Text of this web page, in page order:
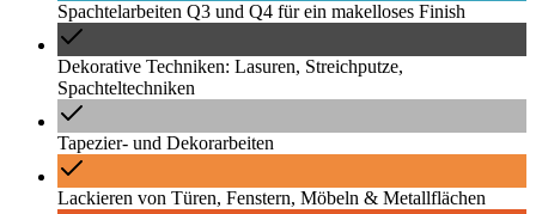
Spachtelarbeiten Q3 und Q4 für ein makelloses Finish
Dekorative Techniken: Lasuren, Streichputze,
Spachteltechniken
Tapezier- und Dekorarbeiten
Lackieren von Türen, Fenstern, Möbeln & Metallflächen